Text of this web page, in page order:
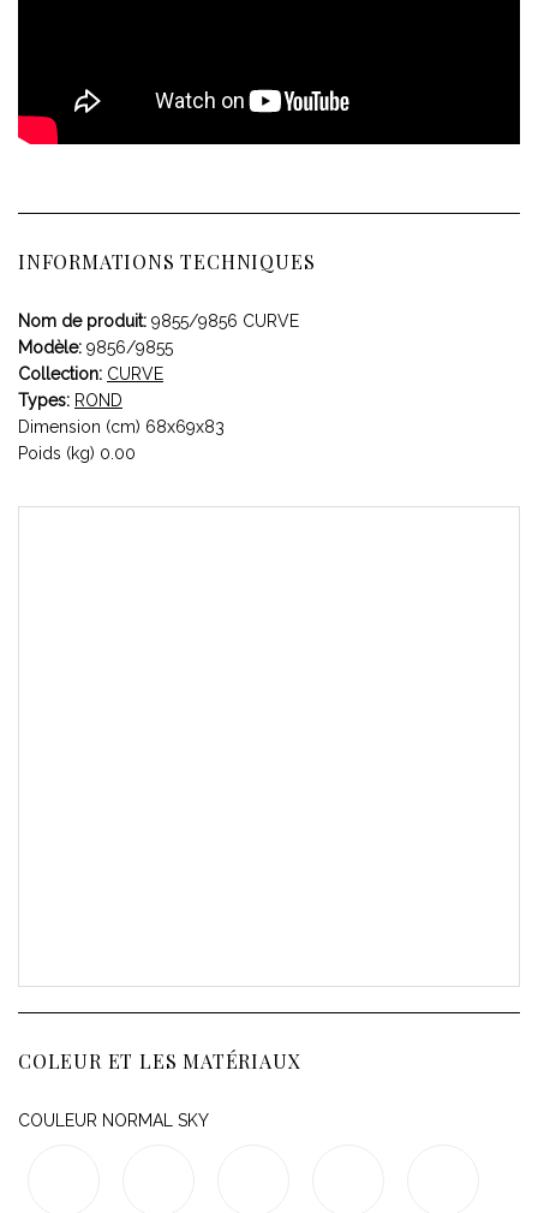
INFORMATIONS TECHNIQUES
Nom de produit: 9855/9856 CURVE
Modèle: 9856/9855
Collection: CURVE
Types: ROND
Dimension (cm) 68x69x83
Poids (kg) 0.00
COLEUR ET LES MATÉRIAUX
COULEUR NORMAL SKY